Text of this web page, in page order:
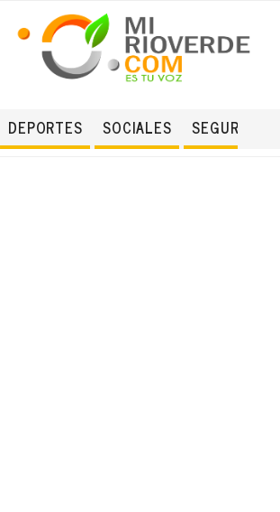
DEPORTES SOCIALES SEGURIDAD